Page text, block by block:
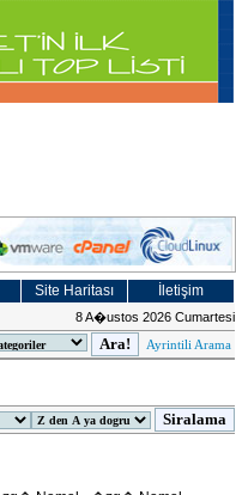
Site Haritası İletişim
8 A�ustos 2026 Cumartesi
Ayrintili Arama